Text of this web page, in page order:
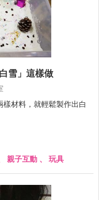
雪」這樣做
材料，就輕鬆製作出白
親子互動 、 玩具